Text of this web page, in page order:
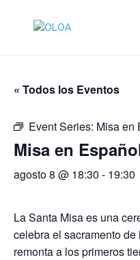
« Todos los Eventos
Event Series: Misa en
Misa en
agosto 8 @ 18:30 - 19:30
La Santa Misa es una
celebra el sacramento
remonta a los primeros